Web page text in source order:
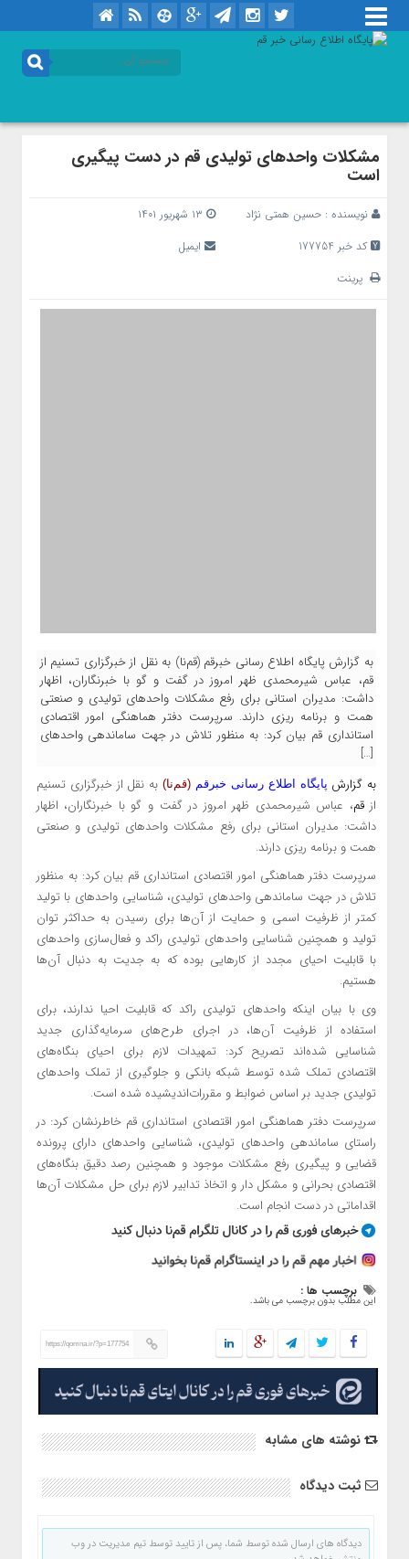
مشکلات واحد‌های تولیدی قم در دست پیگیری
است
نویسنده : حسین همتی نژاد
کد خبر 177754
ایمیل
پرینت
به گزارش پایگاه اطلاع رسانی خبرقم (قم‌نا) به نقل از خبرگزاری تسنیم از
قم، عباس شیرمحمدی ظهر امروز در گفت و گو با خبرنگاران، اظهار
داشت: مدیران استانی برای رفع مشکلات واحد‌های تولیدی و صنعتی
همت و برنامه ریزی دارند. سرپرست دفتر هماهنگی امور اقتصادی
استانداری قم بیان کرد: به منظور تلاش در جهت ساماندهی واحد‌های
[…]
به گزارش پایگاه اطلاع رسانی خبرقم (قم‌نا)
به نقل از خبرگزاری تسنیم
ازقم، عباس شیرمحمدی ظهر امروز در گفت و گو با خبرنگاران، اظهار
داشت: مدیران استانی برای رفع مشکلات واحد‌های تولیدی و صنعتی
همت و برنامه ریزی دارند.
سرپرست دفتر هماهنگی امور اقتصادی استانداری قم بیان کرد: به منظور
تلاش در جهت ساماندهی واحد‌های تولیدی، شناسایی واحد‌های با تولید
کمتر از ظرفیت اسمی و حمایت از آن‌ها برای رسیدن به حداکثر توان
تولید و همچنین شناسایی واحد‌های تولیدی راکد و فعال‌سازی واحد‌های
با قابلیت احیای مجدد از کار‌هایی بوده که به جدیت به دنبال آن‌ها
هستیم.
وی با بیان اینکه واحد‌های تولیدی راکد که قابلیت احیا ندارند، برای
استفاده از ظرفیت آن‌ها، در اجرای طرح‌های سرمایه‌گذاری جدید
شناسایی شده‌اند تصریح کرد: تمهیدات لازم برای احیای بنگاه‌های
اقتصادی تملک شده توسط شبکه بانکی و جلوگیری از تملک واحد‌های
تولیدی جدید بر اساس ضوابط و مقررات‌اندیشیده شده است.
سرپرست دفتر هماهنگی امور اقتصادی استانداری قم خاطرنشان کرد: در
راستای ساماندهی واحد‌های تولیدی، شناسایی واحد‌های دارای پرونده
قضایی و پیگیری رفع مشکلات موجود و همچنین رصد دقیق بنگاه‌های
اقتصادی بحرانی و مشکل دار و اتخاذ تدابیر لازم برای حل مشکلات آن‌ها
اقداماتی در دست انجام است.
برچسب ها :
این مطلب بدون برچسب می باشد.
https://qomna.ir/?p=177754
نوشته های مشابه
ثبت دیدگاه
دیدگاه های ارسال شده توسط شما، پس از تایید توسط تیم مدیریت در وب